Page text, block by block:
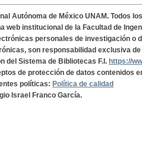
Autónoma de México UNAM. Todos
web institucional de la Facultad de
personales de investigación o
son responsabilidad exclusiva
del Sistema de Bibliotecas F.I. https://
de protección de datos contenidos
políticas: Política de calidad
Israel Franco García.